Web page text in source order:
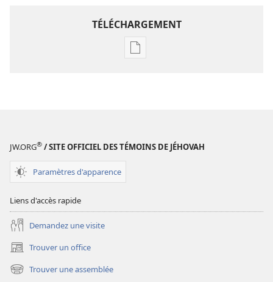
TÉLÉCHARGEMENT
Options
Annuaire
Jéhovah
JW.ORG® / SITE OFFICIEL DES TÉMOINS DE JÉHOVAH
Paramètres d'apparence
Liens d'accès rapide
Demandez une visite
Trouver un office
(ouvre
une
nouvelle
Trouver une assemblée
(ouvre